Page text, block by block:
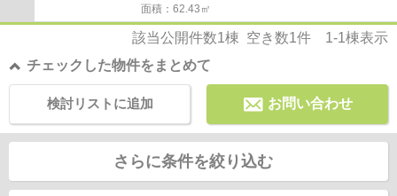
面積：62.43㎡
該当公開件数1棟 空き数1件 1-1棟表示
チェックした物件をまとめて
お問い合わせ
検討リストに追加
さらに条件を絞り込む